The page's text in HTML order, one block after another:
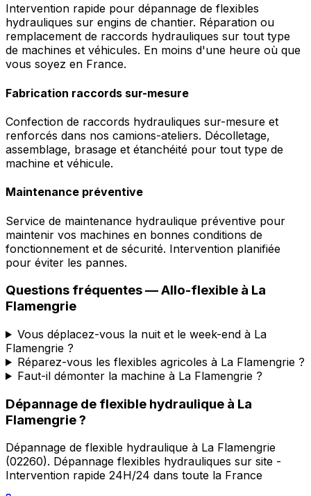
Intervention rapide pour dépannage de flexibles
hydrauliques sur engins de chantier. Réparation ou
remplacement de raccords hydrauliques sur tout type
de machines et véhicules. En moins d'une heure où que
vous soyez en France.
Fabrication raccords sur-mesure
Confection de raccords hydrauliques sur-mesure et
renforcés dans nos camions-ateliers. Décolletage,
assemblage, brasage et étanchéité pour tout type de
machine et véhicule.
Maintenance préventive
Service de maintenance hydraulique préventive pour
maintenir vos machines en bonnes conditions de
fonctionnement et de sécurité. Intervention planifiée
pour éviter les pannes.
Questions fréquentes —Allo-flexible à La
Flamengrie
Vous déplacez-vous la nuit et le week-end à La
Flamengrie ?
Réparez-vous les flexibles agricoles à La Flamengrie ?
Faut-il démonter la machine à La Flamengrie ?
Dépannage de flexible hydraulique à La
Flamengrie?
Dépannage de flexible hydraulique à La Flamengrie
(02260). Dépannage flexibles hydrauliques sur site -
Intervention rapide 24H/24 dans toute la France